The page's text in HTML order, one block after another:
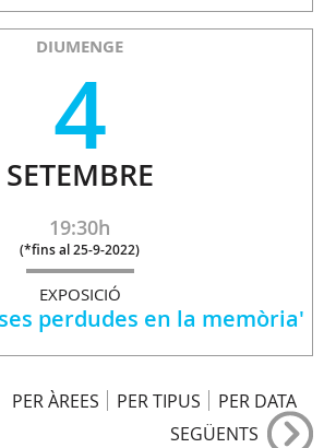
DIUMENGE
4
SETEMBRE
19:30h
(*fins al 25-9-2022)
EXPOSICIÓ
perdudes en la memòria'
PER ÀREES PER TIPUS
PER DATA
SEGÜENTS